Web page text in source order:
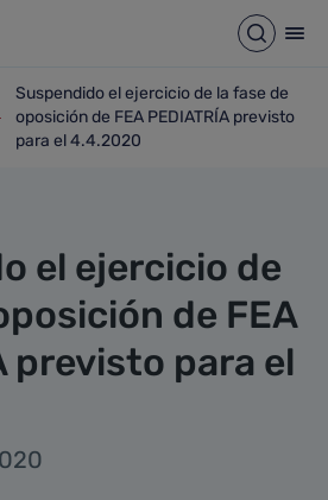
Abrir
opciones del camino de migas
Suspendido el ejercicio de la fase
Suspendido el ejercicio de la fase de
oposición de FEA PEDIATRÍA previsto
para el 4.4.2020
el ejercicio de
de FEA
previsto para el